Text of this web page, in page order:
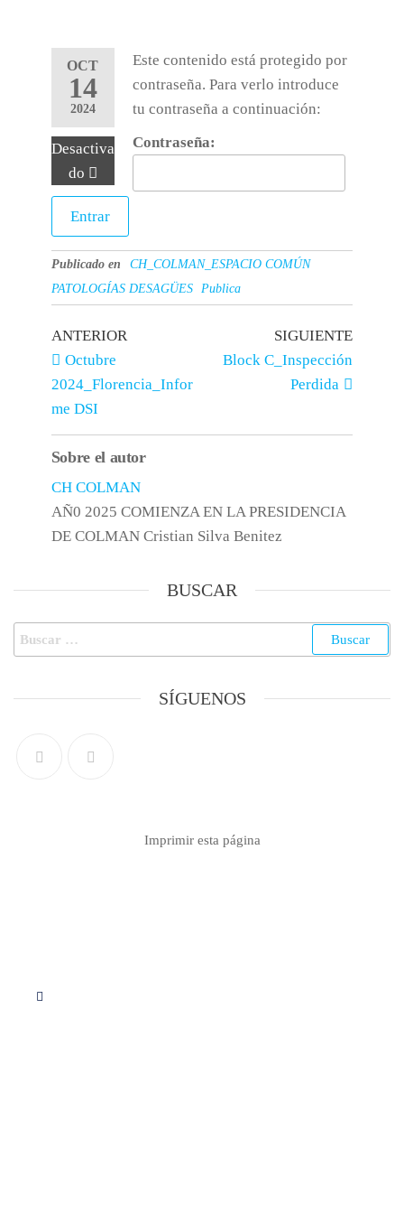
OCT
14
2024
Desactiva
do
Este contenido está protegido por
contraseña. Para verlo introduce
tu contraseña a continuación:
Contraseña:
Publicado en
CH_COLMAN_ESPACIO COMÚN
PATOLOGÍAS DESAGÜES
Publica
ANTERIOR
Octubre
2024_Florencia_Infor
me DSI
SIGUIENTE
Block C_Inspección
Perdida
Sobre el autor
CH COLMAN
AÑ0 2025 COMIENZA EN LA PRESIDENCIA
DE COLMAN Cristian Silva Benitez
BUSCAR
SÍGUENOS
Imprimir esta página